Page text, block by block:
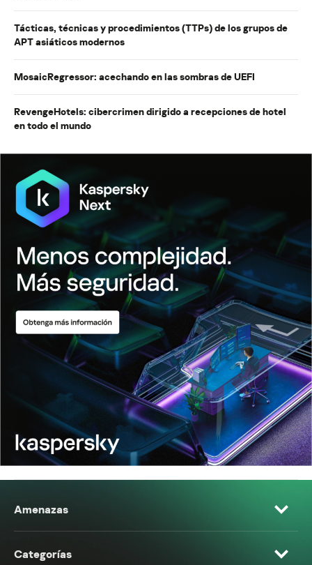
Tácticas, técnicas y procedimientos (TTPs) de los grupos de
APT asiáticos modernos
MosaicRegressor: acechando en las sombras de UEFI
RevengeHotels: cibercrimen dirigido a recepciones de hotel
en todo el mundo
Amenazas
Categorías